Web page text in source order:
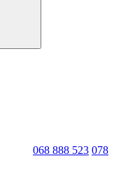
068 888 523 078